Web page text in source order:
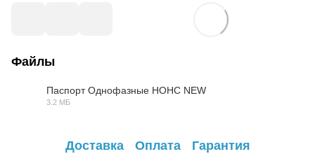
Файлы
Паспорт Однофазные НОНС NEW
3.2 МБ
Доставка Оплата Гарантия